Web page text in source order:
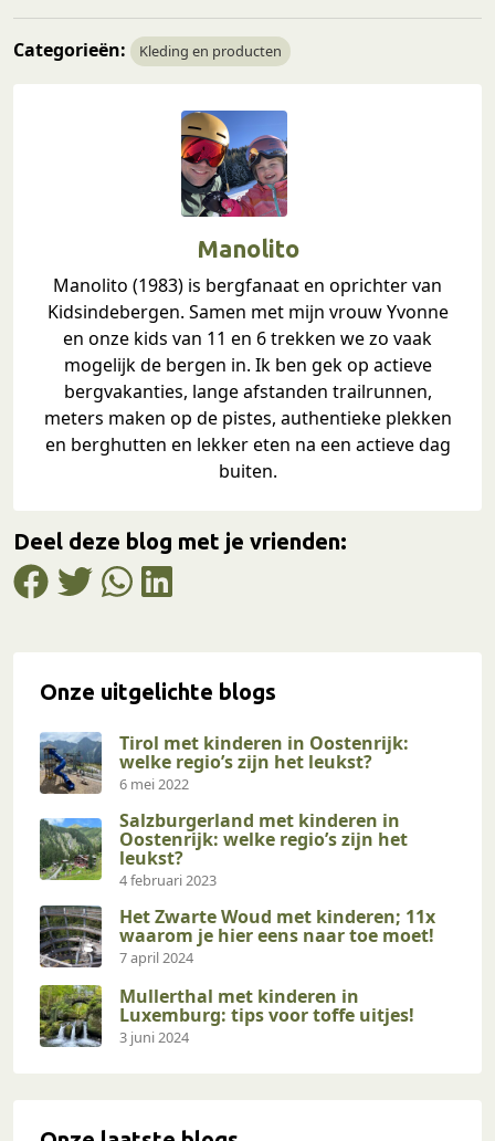
Categorieën: Kleding en producten
Manolito
Manolito (1983) is bergfanaat en oprichter van
Kidsindebergen. Samen met mijn vrouw Yvonne
en onze kids van 11 en 6 trekken we zo vaak
mogelijk de bergen in. Ik ben gek op actieve
bergvakanties, lange afstanden trailrunnen,
meters maken op de pistes, authentieke plekken
en berghutten en lekker eten na een actieve dag
buiten.
Deel deze blog met je vrienden:
Onze uitgelichte blogs
Tirol met kinderen in Oostenrijk:
welke regio’s zijn het leukst?
6 mei 2022
Salzburgerland met kinderen in
Oostenrijk: welke regio’s zijn het
leukst?
4 februari 2023
Het Zwarte Woud met kinderen; 11x
waarom je hier eens naar toe moet!
7 april 2024
Mullerthal met kinderen in
Luxemburg: tips voor toffe uitjes!
3 juni 2024